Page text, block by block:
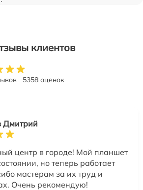
клиентов
5358 оценок
Дмитрий
центр в городе! Мой планшет
но теперь работает
мастерам за их труд и
Очень рекомендую!